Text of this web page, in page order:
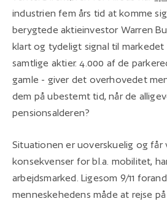
industrien fem års tid at komme
berygtede aktieinvestor Warren
klart og tydeligt signal til markedet
samtlige aktier. 4.000 af de
gamle - giver det overhovedet
dem på ubestemt tid, når de
pensionsalderen?
Situationen er uoverskuelig og
konsekvenser for bl.a. mobilitet,
arbejdsmarked. Ligesom 9/11
menneskehedens måde at rejse